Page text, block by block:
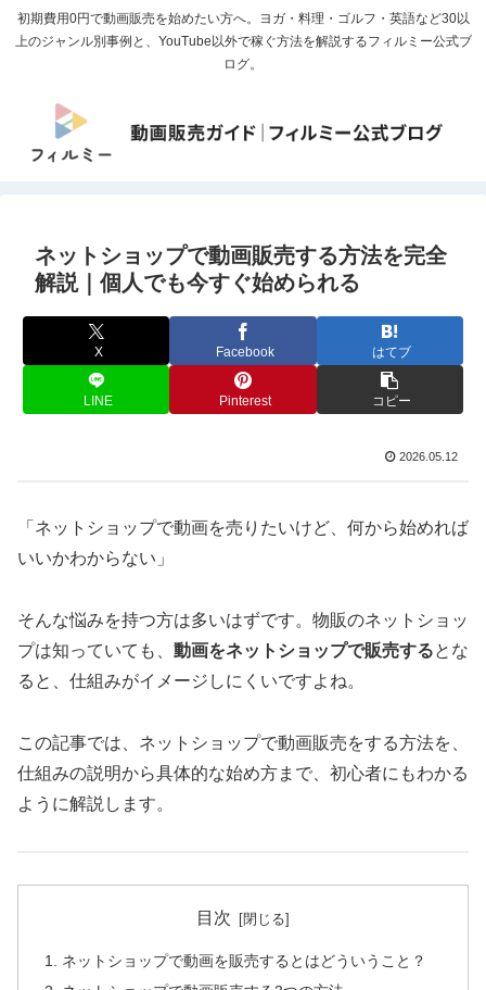
初期費用0円で動画販売を始めたい方へ。ヨガ・料理・ゴルフ・英語など30以
上のジャンル別事例と、YouTube以外で稼ぐ方法を解説するフィルミー公式ブ
ログ。
ネットショップで動画販売する方法を完全
解説｜個人でも今すぐ始められる
X Facebook はてブ
LINE Pinterest コピー
2026.05.12
「ネットショップで動画を売りたいけど、何から始めれば
いいかわからない」
そんな悩みを持つ方は多いはずです。物販のネットショッ
プは知っていても、 動画をネットショップで販売するとな
ると、仕組みがイメージしにくいですよね。
この記事では、ネットショップで動画販売をする方法を、
仕組みの説明から具体的な始め方まで、初心者にもわかる
ように解説します。
目次
ネットショップで動画を販売するとはどういうこと？